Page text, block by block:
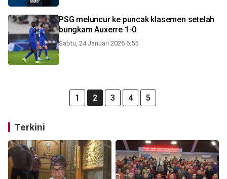
PSG meluncur ke puncak klasemen setelah
bungkam Auxerre 1-0
Sabtu, 24 Januari 2026 6:55
1 2 3 4 5
Terkini